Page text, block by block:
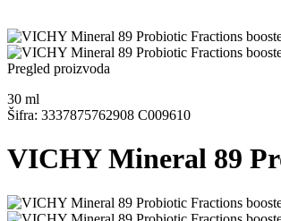
Pregled proizvoda
30 ml
Šifra: 3337875762908 C009610
VICHY Mineral 89